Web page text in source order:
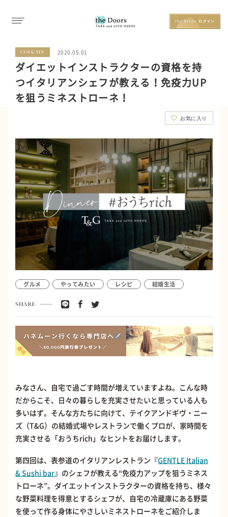
COLUMN 2020.05.01
ダイエットインストラクターの資格を持
つイタリアンシェフが教える！免疫力UP
を狙うミネストローネ！
お気に入り
グルメ やってみたい レシピ 結婚生活
SHARE
みなさん、自宅で過ごす時間が増えていますよね。こんな時
だからこそ、日々の暮らしを充実させたいと思っている人も
多いはず。そんな方たちに向けて、テイクアンドギヴ・ニー
ズ（T&G）の結婚式場やレストランで働くプロが、家時間を
充実させる「おうちrich」なヒントをお届けします。
第四回は、表参道のイタリアンレストラン『GENTLE Italian
& Sushi bar』のシェフが教える“免疫力アップを狙うミネス
トローネ”。ダイエットインストラクターの資格を持ち、様々
な野菜料理を得意とするシェフが、自宅の冷蔵庫にある野菜
を使って作る身体にやさしいミネストローネをご紹介しま